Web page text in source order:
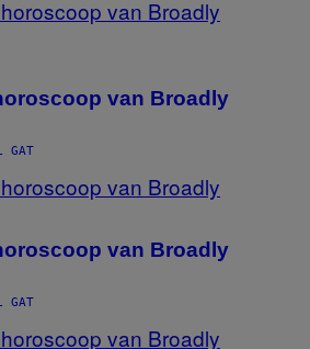
van Broadly
GAT
van Broadly
GAT